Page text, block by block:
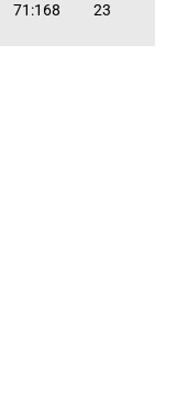
71:168 23